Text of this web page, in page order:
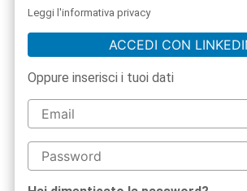
Leggi l'informativa privacy
ACCEDI CON
Oppure inserisci i tuoi dati